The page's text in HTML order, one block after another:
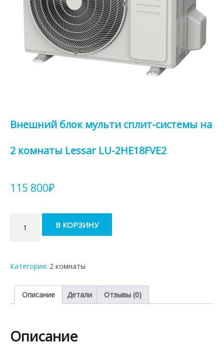
Внешний блок мульти сплит-системы на
2 комнаты Lessar LU-2HE18FVE2
115 800₽
товара
сплит-
2
LU-
2HE18FVE2
В КОРЗИНУ
Категория: 2 комнаты
Описание Детали Отзывы (0)
Описание